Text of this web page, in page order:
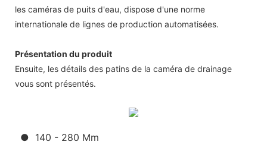
les caméras de puits d'eau, dispose d'une norme
internationale de lignes de production automatisées.
Présentation du produit
Ensuite, les détails des patins de la caméra de drainage
vous sont présentés.
● 140 - 280 Mm